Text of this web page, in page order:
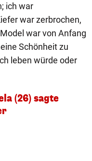
ich war
war zerbrochen,
war von Anfang
Schönheit zu
leben würde oder
(26) sagte